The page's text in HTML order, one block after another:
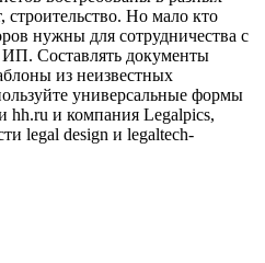
строительство. Но мало кто
нужны для сотрудничества с
Составлять документы
из неизвестных
универсальные формы
hh.ru и компания Legalpics,
legal design и legaltech-